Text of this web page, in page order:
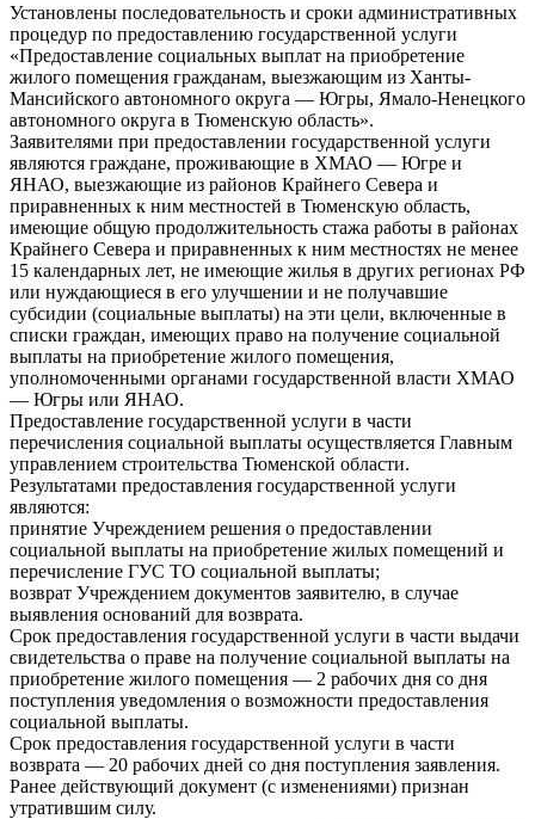
Установлены последовательность и сроки административных
процедур по предоставлению государственной услуги
«Предоставление социальных выплат на приобретение
жилого помещения гражданам, выезжающим из Ханты-
Мансийского автономного округа — Югры, Ямало-Ненецкого
автономного округа в Тюменскую область».
Заявителями при предоставлении государственной услуги
являются граждане, проживающие в ХМАО — Югре и
ЯНАО, выезжающие из районов Крайнего Севера и
приравненных к ним местностей в Тюменскую область,
имеющие общую продолжительность стажа работы в районах
Крайнего Севера и приравненных к ним местностях не менее
15 календарных лет, не имеющие жилья в других регионах РФ
или нуждающиеся в его улучшении и не получавшие
субсидии (социальные выплаты) на эти цели, включенные в
списки граждан, имеющих право на получение социальной
выплаты на приобретение жилого помещения,
уполномоченными органами государственной власти ХМАО
— Югры или ЯНАО.
Предоставление государственной услуги в части
перечисления социальной выплаты осуществляется Главным
управлением строительства Тюменской области.
Результатами предоставления государственной услуги
являются:
принятие Учреждением решения о предоставлении
социальной выплаты на приобретение жилых помещений и
перечисление ГУС ТО социальной выплаты;
возврат Учреждением документов заявителю, в случае
выявления оснований для возврата.
Срок предоставления государственной услуги в части выдачи
свидетельства о праве на получение социальной выплаты на
приобретение жилого помещения — 2 рабочих дня со дня
поступления уведомления о возможности предоставления
социальной выплаты.
Срок предоставления государственной услуги в части
возврата — 20 рабочих дней со дня поступления заявления.
Ранее действующий документ (с изменениями) признан
утратившим силу.